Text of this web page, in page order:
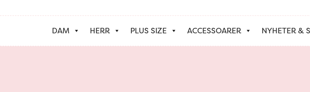
DAM HERR PLUS SIZE ACCESSOARER NYHETER &